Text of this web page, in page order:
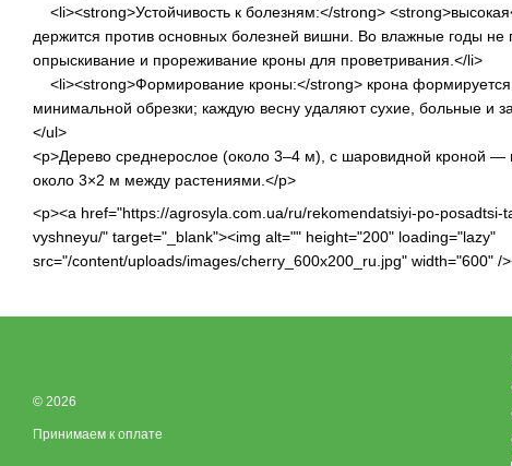
<li><strong>Устойчивость к болезням:</strong>
держится против основных болезней вишни. Во влажные годы
опрыскивание и прореживание кроны для проветривания.</li>
<li><strong>Формирование кроны:</strong> крона
минимальной обрезки; каждую весну удаляют сухие, больные и
</ul>
<p>Дерево среднерослое (около 3–4 м), с шаровидной кроной —
около 3×2 м между растениями.</p>
<p><a href="https://agrosyla.com.ua/ru/rekomendatsiyi-po-posadtsi-
vyshneyu/" target="_blank"><img alt="" height="200" loading="lazy"
src="/content/uploads/images/cherry_600x200_ru.jpg" width="600" /
© 2026
Принимаем к оплате